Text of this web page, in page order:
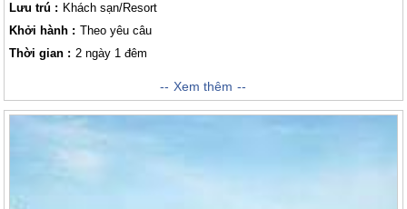
Lưu trú : Khách sạn/Resort
Khởi hành : Theo yêu câu
Thời gian : 2 ngày 1 đêm
Chương Trình Một Thoáng Côn Đảo Dịp Tết Nguyên Đán - Một thoáng
Côn Đảo là một khoảnh khắc như chưa từng quên để tìm lại dấu ấn lịch
sử của một thời kỳ đấu tranh dân tộc vừa hào hùng vừa bi thương còn in
viếng mộ chị Võ Thị Sáu, phần mộ gắn liền với những câu chuyện có
Xem thêm